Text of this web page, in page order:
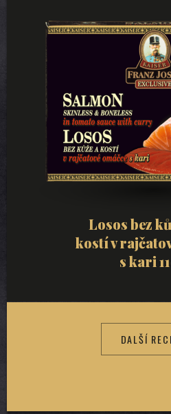
Losos bez
kostí v
s kari
DALŠÍ